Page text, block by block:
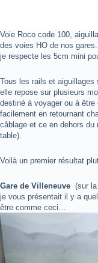
Voie Roco code 100,
des voies HO de nos
je respecte les 5cm mini
Tous les rails et aiguillages
elle repose sur plusieurs
destiné à voyager ou à
facilement en retournant
câblage et ce en dehors du
table).
Voilà un premier résultat
Gare de Villeneuve (sur
je vous présentait il y a
être comme ceci…